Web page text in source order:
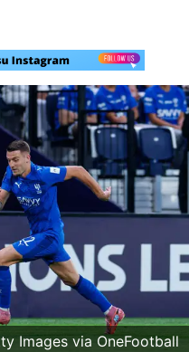
Images via OneFootball